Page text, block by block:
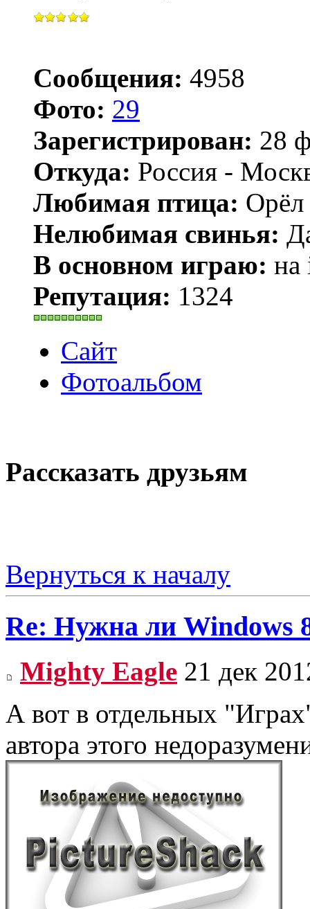
Сообщения: 4958
Фото: 29
Зарегистрирован: 28
Откуда: Россия -
Любимая птица:
Нелюбимая свинья:
В основном играю: на
Репутация: 1324
Сайт
Фотоальбом
Рассказать друзьям
Вернуться к началу
Re: Нужна ли Windows
Mighty Eagle 21 дек
А вот в отдельных
автора этого